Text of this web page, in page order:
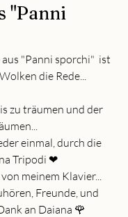
"Panni
"Panni sporchi"  ist
die Rede...
zu träumen und der
einmal, durch die
Tripodi ❤
meinem Klavier...
Freunde, und
an Daiana 🌹